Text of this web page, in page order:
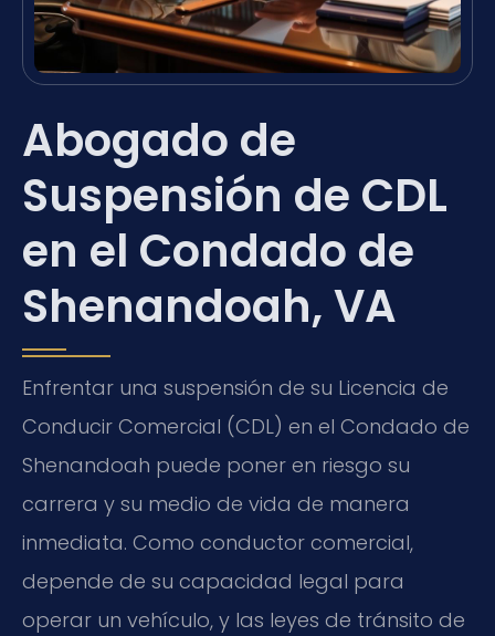
Abogado de
Suspensión de CDL
en el Condado de
Shenandoah, VA
Enfrentar una suspensión de su Licencia de
Conducir Comercial (CDL) en el Condado de
Shenandoah puede poner en riesgo su
carrera y su medio de vida de manera
inmediata. Como conductor comercial,
depende de su capacidad legal para
operar un vehículo, y las leyes de tránsito de